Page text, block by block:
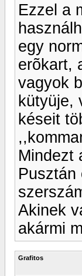
Ezzel a
egy
erõkart,
vagyok
kütyüje,
késeit
Mindezt
Pusztán
Akinek
akármi
Grafitos